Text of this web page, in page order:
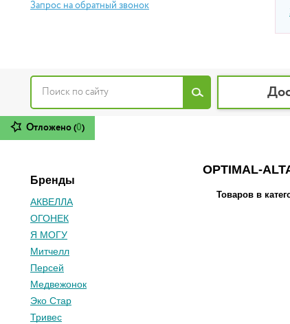
Запрос на обратный звонок
Отложено (0)
Бренды
АКВЕЛЛА
ОГОНЕК
Я МОГУ
Митчелл
Персей
Медвежонок
Эко Стар
Тривес
OPTIMAL-
Товаров в